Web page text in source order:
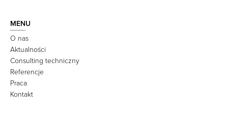
MENU
O nas
Aktualności
Consulting techniczny
Referencje
Praca
Kontakt